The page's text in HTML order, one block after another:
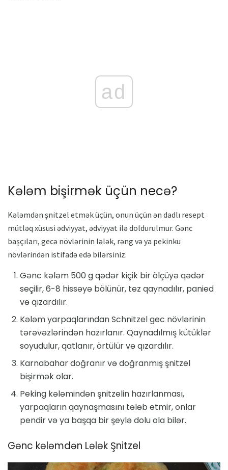
ad
Kələm bişirmək üçün necə?
Kələmdən şnitzel etmək üçün, onun üçün ən dadlı resept
mütləq xüsusi ədviyyat, ədviyyat ilə doldurulmur. Gənc
başçıları, gecə növlərinin lələk, rəng və ya pekinku
növlərindən istifadə edə bilərsiniz.
Gənc kələm 500 g qədər kiçik bir ölçüyə qədər
seçilir, 6-8 hissəyə bölünür, tez qaynadılır, panied
və qızardılır.
Kələm yarpaqlarından Schnitzel gec növlərinin
tərəvəzlərindən hazırlanır. Qaynadılmış kütüklər
soyudulur, qatlanır, örtülür və qızardılır.
Karnabahar doğranır və doğranmış şnitzel
bişirmək olar.
Peking kələmindən şnitzelin hazırlanması,
yarpaqların qaynaşmasını tələb etmir, onlar
pendir və ya başqa bir şeylə dolu ola bilər.
Gənc kələmdən Lələk Şnitzel